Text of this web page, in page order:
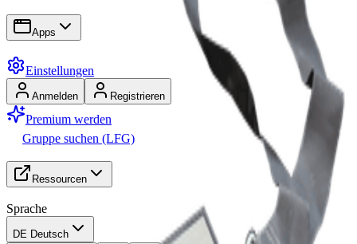
Apps
Einstellungen
Anmelden Registrieren
Premium werden
Gruppe suchen (LFG)
Ressourcen
Sprache
DE Deutsch